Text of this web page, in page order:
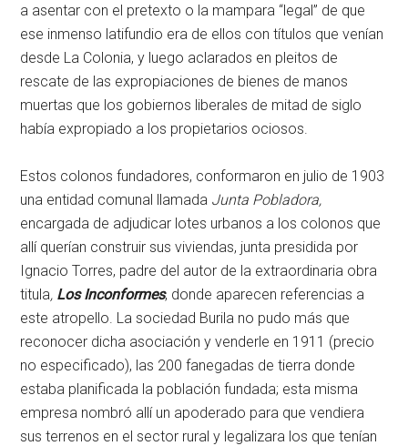
a asentar con el pretexto o la mampara “legal” de que
ese inmenso latifundio era de ellos con títulos que venían
desde La Colonia, y luego aclarados en pleitos de
rescate de las expropiaciones de bienes de manos
muertas que los gobiernos liberales de mitad de siglo
había expropiado a los propietarios ociosos.
Estos colonos fundadores, conformaron en julio de 1903
una entidad comunal llamada Junta Pobladora,
encargada de adjudicar lotes urbanos a los colonos que
allí querían construir sus viviendas, junta presidida por
Ignacio Torres, padre del autor de la extraordinaria obra
titula, Los Inconformes, donde aparecen referencias a
este atropello. La sociedad Burila no pudo más que
reconocer dicha asociación y venderle en 1911 (precio
no especificado), las 200 fanegadas de tierra donde
estaba planificada la población fundada; esta misma
empresa nombró allí un apoderado para que vendiera
sus terrenos en el sector rural y legalizara los que tenían